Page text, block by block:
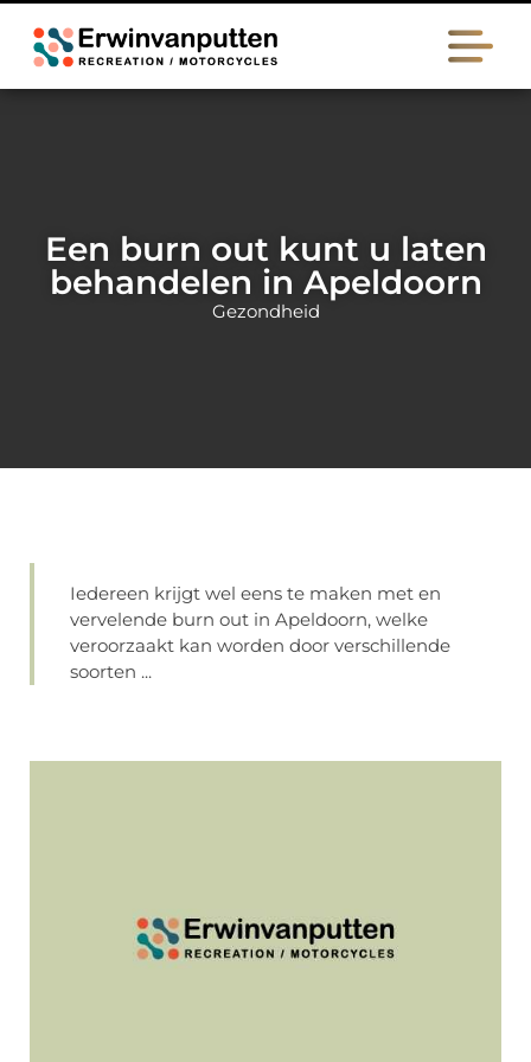
Een burn out kunt u laten
behandelen in Apeldoorn
Gezondheid
Iedereen krijgt wel eens te maken met en
vervelende burn out in Apeldoorn, welke
veroorzaakt kan worden door verschillende
soorten ...